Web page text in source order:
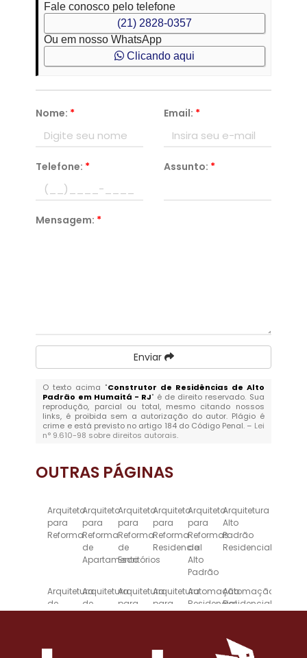
Fale conosco pelo telefone
(21) 2828-0357
Ou em nosso WhatsApp
Clicando aqui
Nome: * Email: *
Telefone: * Assunto: *
Mensagem: *
Enviar
O texto acima "Construtor de Residências de Alto
Padrão em Humaitá - RJ" é de direito reservado. Sua
reprodução, parcial ou total, mesmo citando nossos
links, é proibida sem a autorização do autor. Plágio é
crime e está previsto no artigo 184 do Código Penal. – Lei
n° 9.610-98 sobre direitos autorais.
OUTRAS PÁGINAS
Arquiteto
para
Reforma
Arquiteto
para
Reforma
de
Apartamento
Arquiteto
para
Reforma
de
Escritórios
Arquiteto
para
Reforma
Residencial
Arquiteto
para
Reformas
de
Alto
Padrão
Arquitetura
Alto
Padrão
Residencial
Arquitetura
de
Arquitetura
de
Arquitetura
para
Arquitetura
para
Automação
Residencial
Automação
Residencial
Alto
Padrão